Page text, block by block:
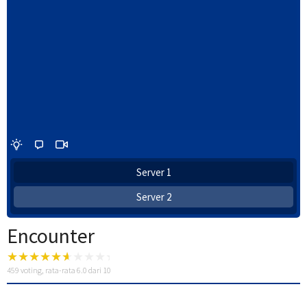
Server 1
Server 2
Encounter
459 voting, rata-rata 6.0 dari 10